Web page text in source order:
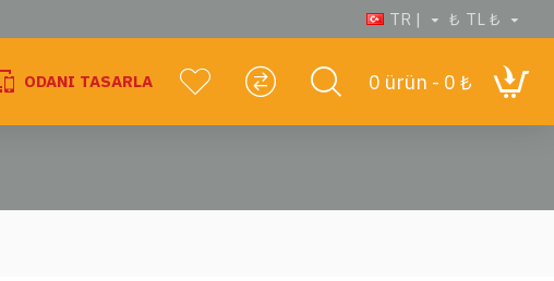
TR | ₺ TL ₺
ODANI TASARLA 0 ürün - 0 ₺